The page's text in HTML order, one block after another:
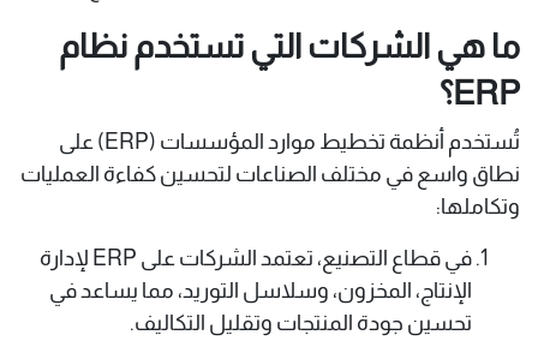
ما هي الشركات التي تستخدم نظام
ERP؟
تُستخدم أنظمة تخطيط موارد المؤسسات (ERP) على
نطاق واسع في مختلف الصناعات لتحسين كفاءة العمليات
وتكاملها:
في قطاع التصنيع، تعتمد الشركات على ERP لإدارة
الإنتاج، المخزون، وسلاسل التوريد، مما يساعد في
تحسين جودة المنتجات وتقليل التكاليف.